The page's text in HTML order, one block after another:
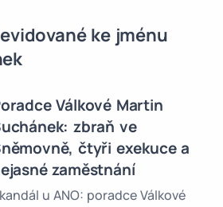
ke jménu
Válkové Martin
zbraň ve
čtyři exekuce a
zaměstnání
u ANO: poradce Válkové